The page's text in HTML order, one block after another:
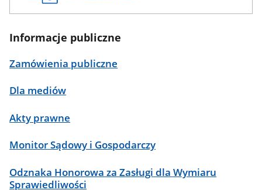
Informacje publiczne
Zamówienia publiczne
Dla mediów
Akty prawne
Monitor Sądowy i Gospodarczy
Odznaka Honorowa za Zasługi dla Wymiaru
Sprawiedliwości